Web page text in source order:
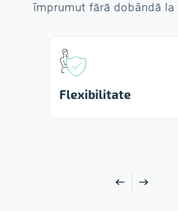
împrumut fără dobândă la
Flexibilitate